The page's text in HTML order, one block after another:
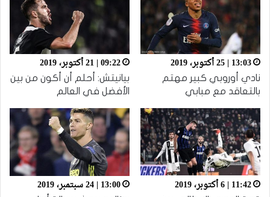
13:03 | 25 أكتوبر، 2019
نادي أوروبي كبير مهتم
بالتعاقد مع مبابي
09:22 | 21 أكتوبر، 2019
بيانيتش: أحلم أن أكون من بين
الأفضل في العالم
11:42 | 6 أكتوبر، 2019 13:00 | 24 سبتمبر، 2019